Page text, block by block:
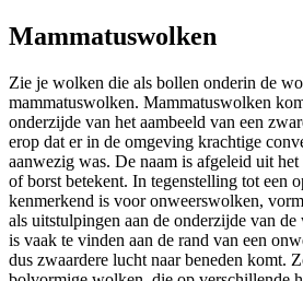
Mammatuswolken
Zie je wolken die als bollen onderin de
mammatuswolken. Mammatuswolken
onderzijde van het aambeeld van een
erop dat er in de omgeving krachtige
aanwezig was. De naam is afgeleid uit
of borst betekent. In tegenstelling tot een
kenmerkend is voor onweerswolken,
als uitstulpingen aan de onderzijde van
is vaak te vinden aan de rand van een
dus zwaardere lucht naar beneden komt.